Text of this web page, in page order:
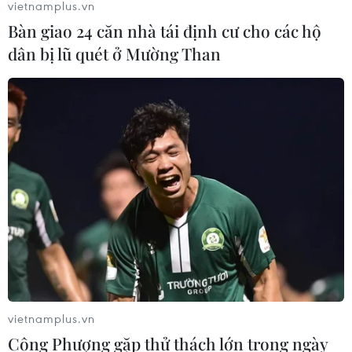
Futsal Việt Nam bất bại sau trận hòa
khó tin trước chủ nhà Thái Lan
06/08/2026 02:38
Toàn cảnh ASEAN Cup: Thái
Lan "thắng như chẻ tre", thách thức
tuyển Việt Nam
05/08/2026 07:15
Nhận định Philippines vs
Thái Lan: Madam Pang treo thưởng
tiền tỷ, "Voi chiến" quyết thắng
vietnamplus.vn
Bàn giao 24 căn nhà tái định cư cho các hộ
dân bị lũ quét ở Mường Than
vietnamplus.vn
Công Phượng gặp thử thách lớn trong ngày